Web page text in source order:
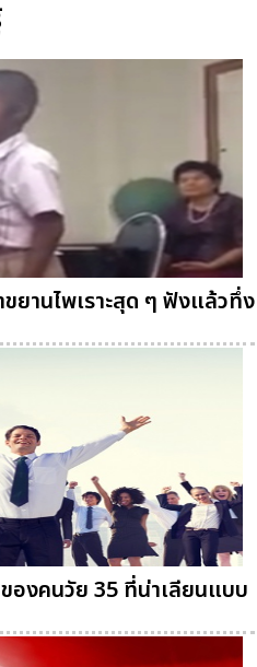
ยานไพเราะสุด ๆ ฟังแล้วทึ่ง
องคนวัย 35 ที่น่าเลียนแบบ